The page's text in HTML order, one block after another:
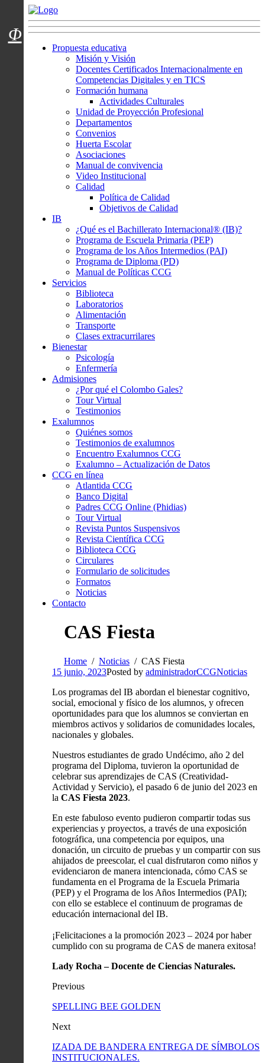
Menú usuarios
Propuesta educativa
Misión y Visión
Docentes Certificados Internacionalmente en
Competencias Digitales y en TICS
Formación humana
Actividades Culturales
Unidad de Proyección Profesional
Departamentos
Convenios
Huerta Escolar
Asociaciones
Manual de convivencia
Video Institucional
Calidad
Política de Calidad
Objetivos de Calidad
IB
¿Qué es el Bachillerato Internacional® (IB)?
Programa de Escuela Primaria (PEP)
Programa de los Años Intermedios (PAI)
Programa de Diploma (PD)
Manual de Políticas CCG
Servicios
Biblioteca
Laboratorios
Alimentación
Transporte
Clases extracurrilares
Bienestar
Psicología
Enfermería
Admisiones
¿Por qué el Colombo Gales?
Tour Virtual
Testimonios
Exalumnos
Quiénes somos
Testimonios de exalumnos
Encuentro Exalumnos CCG
Exalumno – Actualización de Datos
CCG en línea
Atlantida CCG
Banco Digital
Padres CCG Online (Phidias)
Tour Virtual
Revista Puntos Suspensivos
Revista Científica CCG
Biblioteca CCG
Circulares
Formulario de solicitudes
Formatos
Noticias
Contacto
CAS Fiesta
Home Noticias
CAS Fiesta
15 junio, 2023Posted by administradorCCGNoticias
Los programas del IB abordan el bienestar cognitivo,
social, emocional y físico de los alumnos, y ofrecen
oportunidades para que los alumnos se conviertan en
miembros activos y solidarios de comunidades locales,
nacionales y globales.
Nuestros estudiantes de grado Undécimo, año 2 del
programa del Diploma, tuvieron la oportunidad de
celebrar sus aprendizajes de CAS (Creatividad-
Actividad y Servicio), el pasado 6 de junio del 2023 en
la CAS Fiesta 2023.
En este fabuloso evento pudieron compartir todas sus
experiencias y proyectos, a través de una exposición
fotográfica, una competencia por equipos, una
donación, un circuito de pruebas y un compartir con sus
ahijados de preescolar, el cual disfrutaron como niños y
evidenciaron de manera intencionada, cómo CAS se
fundamenta en el Programa de la Escuela Primaria
(PEP) y el Programa de los Años Intermedios (PAI);
con ello se establece el continuum de programas de
educación internacional del IB.
¡Felicitaciones a la promoción 2023 – 2024 por haber
cumplido con su programa de CAS de manera exitosa!
Lady Rocha – Docente de Ciencias Naturales.
Previous
SPELLING BEE GOLDEN
Next
IZADA DE BANDERA ENTREGA DE SÍMBOLOS
INSTITUCIONALES.
Φ